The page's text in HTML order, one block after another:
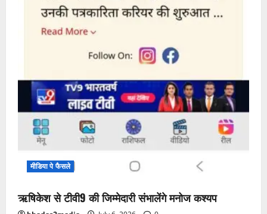
मीडिया पे फैसले
ऋषिकेश से टीवी9 की जिम्मेदारी संभालेंगे मनोज कश्यप